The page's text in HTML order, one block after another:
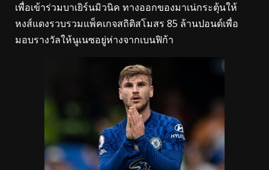
เพื่อเข้าร่วมบาเยิร์นมิวนิค ทางออกของมาเน่กระตุ้นให้
หงส์แดงรวบรวมแพ็คเกจสถิติสโมสร 85 ล้านปอนด์เพื่อ
มอบรางวัลให้นูเนซอยู่ห่างจากเบนฟิก้า